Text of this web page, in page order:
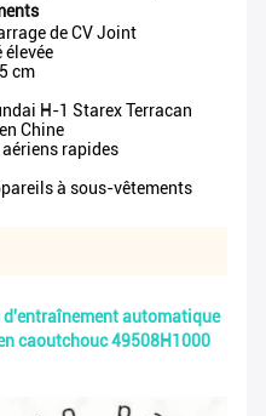
de CV Joint
élevée
cm
H-1 Starex Terracan
Chine
rapides
à sous-vêtements
d'entraînement automatique
caoutchouc 49508H1000